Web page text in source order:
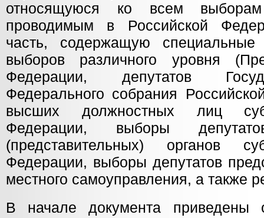
относящуюся ко всем
проводимым в Российской
часть, содержащую
выборов различного уровня
Федерации, депутатов
Федерального собрания
высших должностных лиц
Федерации, выборы
(представительных) органов
Федерации, выборы депутатов
местного самоуправления, а также
В начале документа приведены